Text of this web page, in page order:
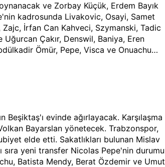
ve Zorbay Küçük, Erdem Bayık
kadrosunda Livakovic, Osayi, Samet
İrfan Can Kahveci, Szymanski, Tadic
Çakır, Denswil, Baniya, Eren
Ömür, Pepe, Visca ve Onuachu
evinde ağırlayacak. Karşılaşma
Bayarslan yönetecek. Trabzonspor,
elde etti. Sakatlıkları bulunan Mislav
yeni transfer Nicolas Pepe'nin durumu
Batista Mendy, Berat Özdemir ve Umut